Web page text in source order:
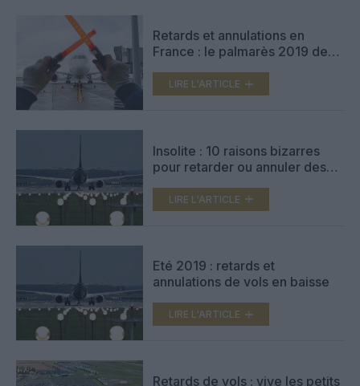
Retards et annulations en
France : le palmarès 2019 de
LIRE L'ARTICLE
Insolite : 10 raisons bizarres
pour retarder ou annuler des
LIRE L'ARTICLE
Eté 2019 : retards et
annulations de vols en baisse
LIRE L'ARTICLE
Retards de vols : vive les petits